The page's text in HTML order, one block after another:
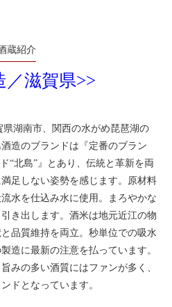
蔵紹介
／滋賀県>>
県湖南市、関西の水がめ琵琶湖の
造のブランドは『定番のブラン
“北島”』とあり、伝統と革新を両
足しない姿勢を感じます。原材料
水を仕込み水に使用。まろやかな
き出します。酒米は地元近江の物
品質維持を両立。秒単位での吸水
造に最新の注意を払っています。
みの多い酒質にはファンが多く、
ドとなっています。